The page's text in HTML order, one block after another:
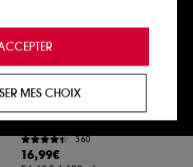
SEPHORA COLLECTION
Instant Bronzing Drops
Gouttes Bronzantes
360
16,99€
enrichie et
recommandant des
des contenus qui
adaptées à
et publicité :
du contenu susceptible
MES CHOIX